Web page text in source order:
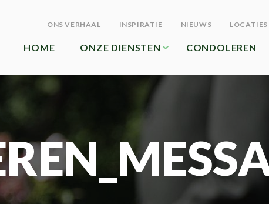
ONS VERHAAL INSPIRATIE NIEUWS LOCATIES
HOME ONZE DIENSTEN CONDOLEREN